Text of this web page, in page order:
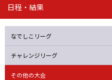
日程・結果
なでしこリーグ
チャレンジリーグ
その他の大会